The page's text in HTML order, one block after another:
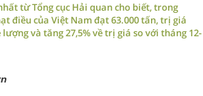
từ Tổng cục Hải quan cho biết, trong
điều của Việt Nam đạt 63.000 tấn, trị giá
lượng và tăng 27,5% về trị giá so với tháng 12-